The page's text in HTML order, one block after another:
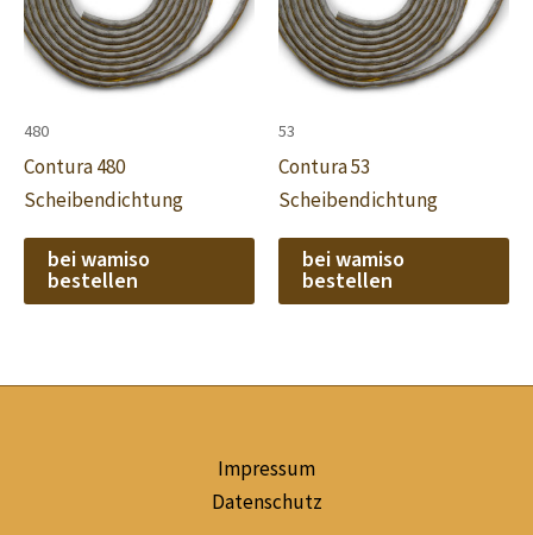
480
Contura 480
Scheibendichtung
bei wamiso
bestellen
53
Contura 53
Scheibendichtung
bei wamiso
bestellen
Impressum
Datenschutz